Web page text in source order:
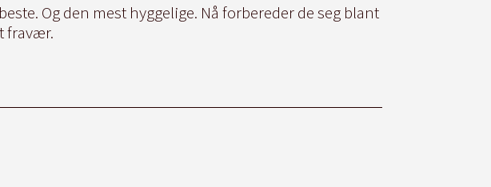
Og den mest hyggelige. Nå forbereder de seg blant
fravær.